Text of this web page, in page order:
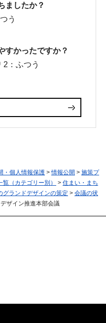
ましたか？
う
すかったですか？
2：ふつう
・個人情報保護 >情報公開 > 施策プ
（カテゴリー別） > 住まい・まち
グランドデザインの策定 > 会議の状
ザイン推進本部会議